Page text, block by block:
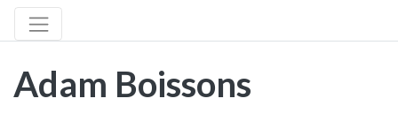
Adam Boissons